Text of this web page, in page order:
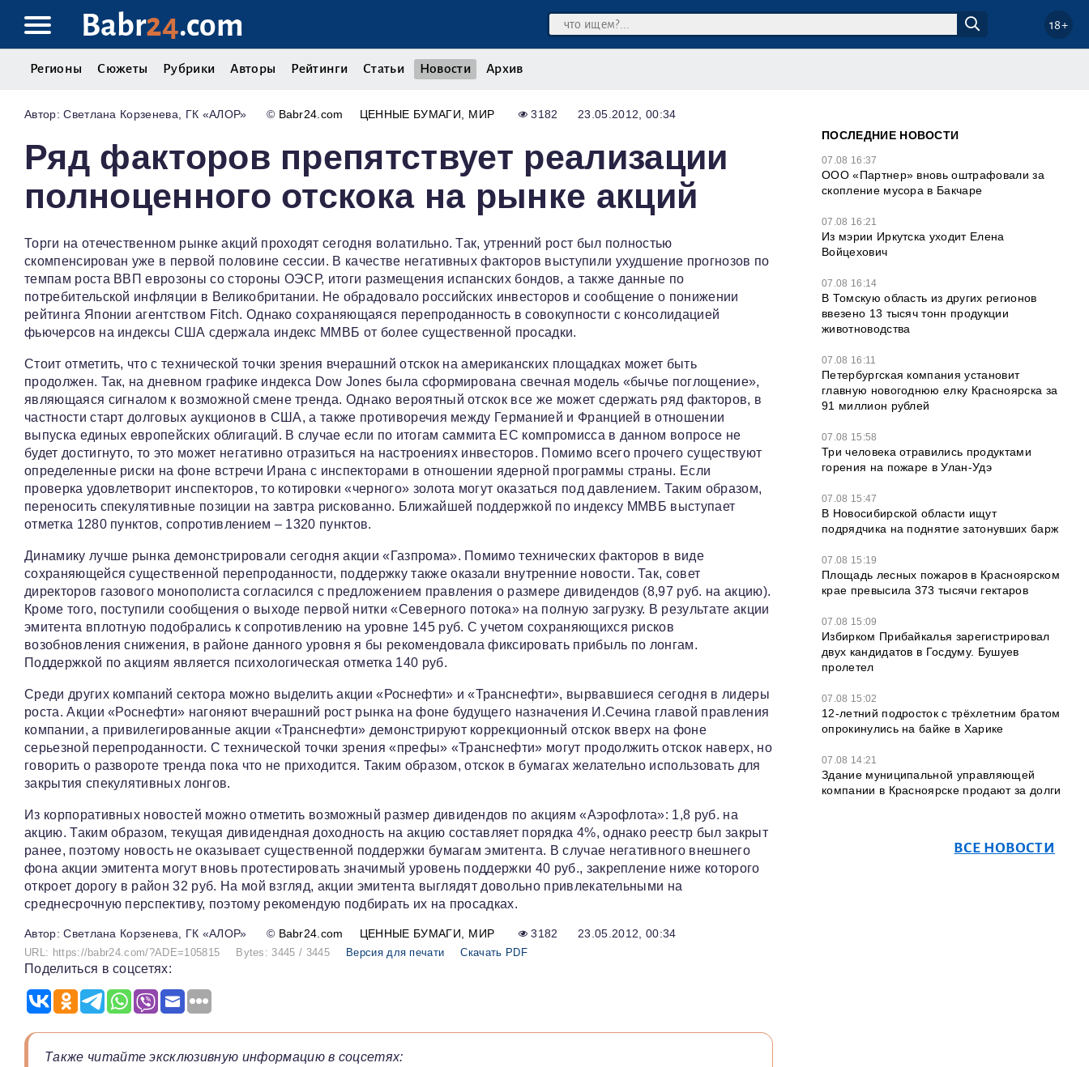
Babr24.com 18+
Регионы Сюжеты Рубрики Авторы Рейтинги Статьи Новости Архив
Светлана Корзенева, ГК «АЛОР» © Babr24.com ЦЕННЫЕ БУМАГИ МИР 3182 23.05.2012, 00:34
Ряд факторов препятствует реализации
полноценного отскока на рынке акций
Торги на отечественном рынке акций проходят сегодня волатильно. Так, утренний рост был полностью
скомпенсирован уже в первой половине сессии. В качестве негативных факторов выступили ухудшение прогнозов по
темпам роста ВВП еврозоны со стороны ОЭСР, итоги размещения испанских бондов, а также данные по
потребительской инфляции в Великобритании. Не обрадовало российских инвесторов и сообщение о понижении
рейтинга Японии агентством Fitch. Однако сохраняющаяся перепроданность в совокупности с консолидацией
фьючерсов на индексы США сдержала индекс ММВБ от более существенной просадки.
Стоит отметить, что с технической точки зрения вчерашний отскок на американских площадках может быть
продолжен. Так, на дневном графике индекса Dow Jones была сформирована свечная модель «бычье поглощение»,
являющаяся сигналом к возможной смене тренда. Однако вероятный отскок все же может сдержать ряд факторов, в
частности старт долговых аукционов в США, а также противоречия между Германией и Францией в отношении
выпуска единых европейских облигаций. В случае если по итогам саммита ЕС компромисса в данном вопросе не
будет достигнуто, то это может негативно отразиться на настроениях инвесторов. Помимо всего прочего существуют
определенные риски на фоне встречи Ирана с инспекторами в отношении ядерной программы страны. Если
проверка удовлетворит инспекторов, то котировки «черного» золота могут оказаться под давлением. Таким образом,
переносить спекулятивные позиции на завтра рискованно. Ближайшей поддержкой по индексу ММВБ выступает
отметка 1280 пунктов, сопротивлением – 1320 пунктов.
Динамику лучше рынка демонстрировали сегодня акции «Газпрома». Помимо технических факторов в виде
сохраняющейся существенной перепроданности, поддержку также оказали внутренние новости. Так, совет
директоров газового монополиста согласился с предложением правления о размере дивидендов (8,97 руб. на акцию).
Кроме того, поступили сообщения о выходе первой нитки «Северного потока» на полную загрузку. В результате акции
эмитента вплотную подобрались к сопротивлению на уровне 145 руб. С учетом сохраняющихся рисков
возобновления снижения, в районе данного уровня я бы рекомендовала фиксировать прибыль по лонгам.
Поддержкой по акциям является психологическая отметка 140 руб.
Среди других компаний сектора можно выделить акции «Роснефти» и «Транснефти», вырвавшиеся сегодня в лидеры
роста. Акции «Роснефти» нагоняют вчерашний рост рынка на фоне будущего назначения И.Сечина главой правления
компании, а привилегированные акции «Транснефти» демонстрируют коррекционный отскок вверх на фоне
серьезной перепроданности. С технической точки зрения «префы» «Транснефти» могут продолжить отскок наверх, но
говорить о развороте тренда пока что не приходится. Таким образом, отскок в бумагах желательно использовать для
закрытия спекулятивных лонгов.
Из корпоративных новостей можно отметить возможный размер дивидендов по акциям «Аэрофлота»: 1,8 руб. на
акцию. Таким образом, текущая дивидендная доходность на акцию составляет порядка 4%, однако реестр был закрыт
ранее, поэтому новость не оказывает существенной поддержки бумагам эмитента. В случае негативного внешнего
фона акции эмитента могут вновь протестировать значимый уровень поддержки 40 руб., закрепление ниже которого
откроет дорогу в район 32 руб. На мой взгляд, акции эмитента выглядят довольно привлекательными на
среднесрочную перспективу, поэтому рекомендую подбирать их на просадках.
Светлана Корзенева, ГК «АЛОР» © Babr24.com ЦЕННЫЕ БУМАГИ МИР 3182 23.05.2012, 00:34
URL: https://babr24.com/?ADE=105815 Bytes: 3445 / 3445 Версия для печати Скачать PDF
Поделиться в соцсетях:
Также читайте эксклюзивную информацию в соцсетях:
ПОСЛЕДНИЕ НОВОСТИ
07.08 16:37
ООО «Партнер» вновь оштрафовали за
скопление мусора в Бакчаре
07.08 16:21
Из мэрии Иркутска уходит Елена
Войцехович
07.08 16:14
В Томскую область из других регионов
ввезено 13 тысяч тонн продукции
животноводства
07.08 16:11
Петербургская компания установит
главную новогоднюю елку Красноярска за
91 миллион рублей
07.08 15:58
Три человека отравились продуктами
горения на пожаре в Улан-Удэ
07.08 15:47
В Новосибирской области ищут
подрядчика на поднятие затонувших барж
07.08 15:19
Площадь лесных пожаров в Красноярском
крае превысила 373 тысячи гектаров
07.08 15:09
Избирком Прибайкалья зарегистрировал
двух кандидатов в Госдуму. Бушуев
пролетел
07.08 15:02
12‑летний подросток с трёхлетним братом
опрокинулись на байке в Харике
07.08 14:21
Здание муниципальной управляющей
компании в Красноярске продают за долги
ВСЕ НОВОСТИ